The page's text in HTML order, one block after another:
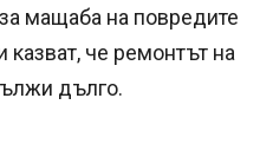
мащаба на повредите
казват, че ремонтът на
дълго.